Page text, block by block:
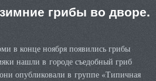
грибы во дворе.
в конце ноября появились грибы
нашли в городе съедобный гриб
опубликовали в группе «Типичная